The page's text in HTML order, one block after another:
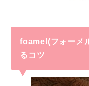
foamel(フォーメ
るコツ